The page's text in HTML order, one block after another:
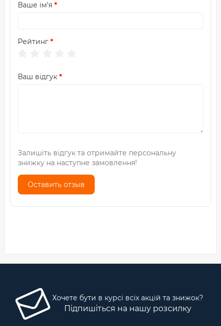
Ваше ім’я
Рейтинг
Ваш відгук
Залишіть відгук та отримайте персональну
знижку на наступне замовлення!
Оставить отзыв
Хочете бути в курсі всіх акцій та знижок?
Підпишіться на нашу розсилку